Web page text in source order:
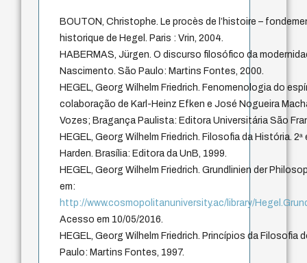
BOUTON, Christophe. Le procès de l’histoire –
historique de Hegel. Paris : Vrin, 2004.
HABERMAS, Jürgen. O discurso filosófico da
Nascimento. São Paulo: Martins Fontes, 2000.
HEGEL, Georg Wilhelm Friedrich. Fenomenologia do
colaboração de Karl-Heinz Efken e José Nogueira
Vozes; Bragança Paulista: Editora Universitária São
HEGEL, Georg Wilhelm Friedrich. Filosofia da História.
Harden. Brasília: Editora da UnB, 1999.
HEGEL, Georg Wilhelm Friedrich. Grundlinien der
em:
http://www.cosmopolitanuniversity.ac/library/
Acesso em 10/05/2016.
HEGEL, Georg Wilhelm Friedrich. Princípios da Filosofia
Paulo: Martins Fontes, 1997.